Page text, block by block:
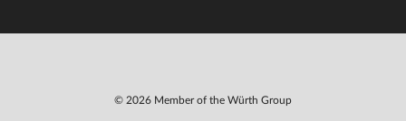
© 2026 Member of the Würth Group